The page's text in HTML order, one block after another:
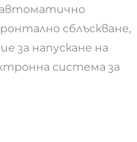
сблъскване,
за напускане на
система за